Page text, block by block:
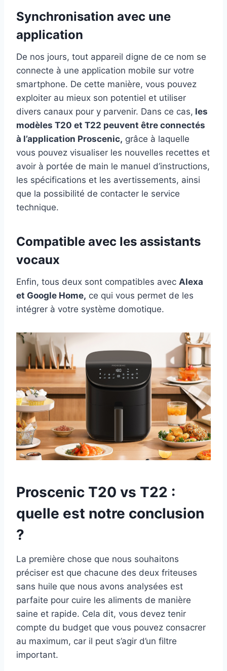
Synchronisation avec une
application
De nos jours, tout appareil digne de ce nom se
connecte à une application mobile sur votre
smartphone. De cette manière, vous pouvez
exploiter au mieux son potentiel et utiliser
divers canaux pour y parvenir. Dans ce cas, les
modèles T20 et T22 peuvent être connectés
à l’application Proscenic, grâce à laquelle
vous pouvez visualiser les nouvelles recettes et
avoir à portée de main le manuel d’instructions,
les spécifications et les avertissements, ainsi
que la possibilité de contacter le service
technique.
Compatible avec les assistants
vocaux
Enfin, tous deux sont compatibles avec Alexa
et Google Home, ce qui vous permet de les
intégrer à votre système domotique.
Proscenic T20 vs T22 :
quelle est notre conclusion
?
La première chose que nous souhaitons
préciser est que chacune des deux friteuses
sans huile que nous avons analysées est
parfaite pour cuire les aliments de manière
saine et rapide. Cela dit, vous devez tenir
compte du budget que vous pouvez consacrer
au maximum, car il peut s’agir d’un filtre
important.